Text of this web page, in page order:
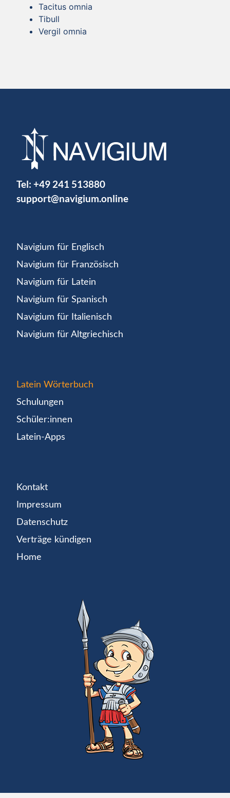
Tacitus omnia
Tibull
Vergil omnia
Tel: +49 241 513880
support@navigium.online
Navigium für Englisch
Navigium für Französisch
Navigium für Latein
Navigium für Spanisch
Navigium für Italienisch
Navigium für Altgriechisch
Latein Wörterbuch
Schulungen
Schüler:innen
Latein-Apps
Kontakt
Impressum
Datenschutz
Verträge kündigen
Home